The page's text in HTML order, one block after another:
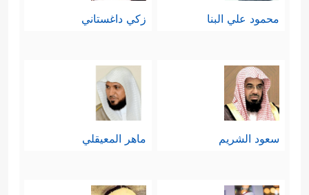
محمود علي البنا زكي داغستاني
سعود الشريم ماهر المعيقلي